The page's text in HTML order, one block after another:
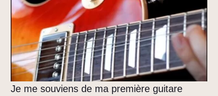
Je me souviens de ma première guitare